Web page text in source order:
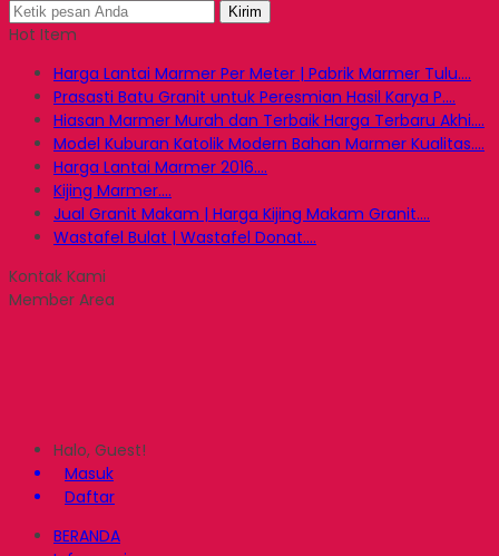
Kirim
Hot Item
Harga Lantai Marmer Per Meter | Pabrik Marmer Tulu....
Prasasti Batu Granit untuk Peresmian Hasil Karya P....
Hiasan Marmer Murah dan Terbaik Harga Terbaru Akhi....
Model Kuburan Katolik Modern Bahan Marmer Kualitas....
Harga Lantai Marmer 2016....
Kijing Marmer....
Jual Granit Makam | Harga Kijing Makam Granit....
Wastafel Bulat | Wastafel Donat....
Kontak Kami
Member Area
Halo, Guest!
Masuk
Daftar
BERANDA